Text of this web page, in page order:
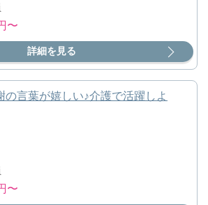
〜
詳細を見る
言葉が嬉しい♪介護で活躍しよ
〜